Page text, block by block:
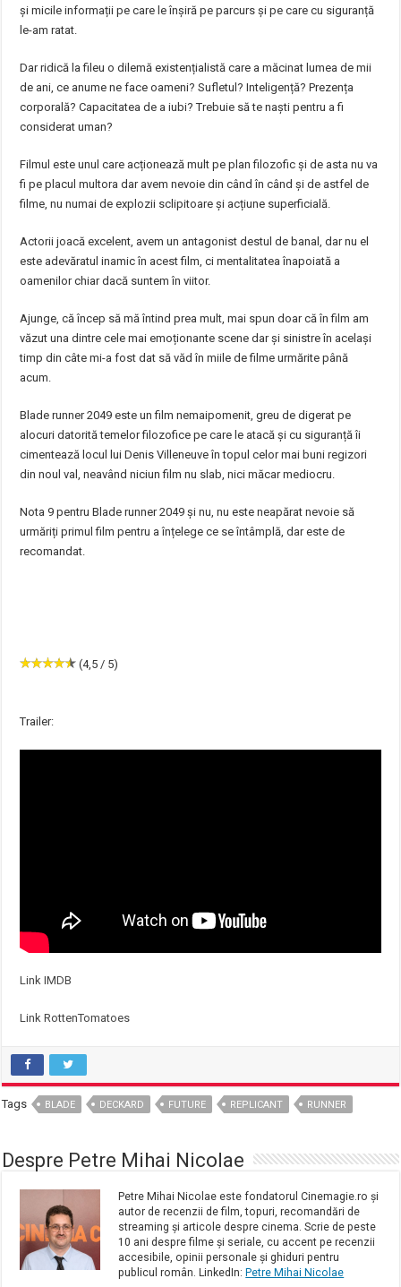
și micile informații pe care le înșiră pe parcurs și pe care cu siguranță
le-am ratat.
Dar ridică la fileu o dilemă existențialistă care a măcinat lumea de mii
de ani, ce anume ne face oameni? Sufletul? Inteligență? Prezența
corporală? Capacitatea de a iubi? Trebuie să te naști pentru a fi
considerat uman?
Filmul este unul care acționează mult pe plan filozofic și de asta nu va
fi pe placul multora dar avem nevoie din când în când și de astfel de
filme, nu numai de explozii sclipitoare și acțiune superficială.
Actorii joacă excelent, avem un antagonist destul de banal, dar nu el
este adevăratul inamic în acest film, ci mentalitatea înapoiată a
oamenilor chiar dacă suntem în viitor.
Ajunge, că încep să mă întind prea mult, mai spun doar că în film am
văzut una dintre cele mai emoționante scene dar și sinistre în același
timp din câte mi-a fost dat să văd în miile de filme urmărite până
acum.
Blade runner 2049 este un film nemaipomenit, greu de digerat pe
alocuri datorită temelor filozofice pe care le atacă și cu siguranță îi
cimentează locul lui Denis Villeneuve în topul celor mai buni regizori
din noul val, neavând niciun film nu slab, nici măcar mediocru.
Nota 9 pentru Blade runner 2049 și nu, nu este neapărat nevoie să
urmăriți primul film pentru a înțelege ce se întâmplă, dar este de
recomandat.
(4,5 / 5)
Trailer:
Link IMDB
Link RottenTomatoes
Tags BLADE DECKARD FUTURE REPLICANT RUNNER
Despre Petre Mihai Nicolae
Petre Mihai Nicolae este fondatorul Cinemagie.ro și
autor de recenzii de film, topuri, recomandări de
streaming și articole despre cinema. Scrie de peste
10 ani despre filme și seriale, cu accent pe recenzii
accesibile, opinii personale și ghiduri pentru
publicul român. LinkedIn: Petre Mihai Nicolae